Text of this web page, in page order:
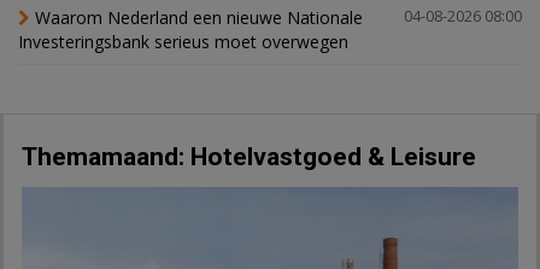
04-08-2026 08:00
Waarom Nederland een nieuwe Nationale
Investeringsbank serieus moet overwegen
Themamaand: Hotelvastgoed & Leisure